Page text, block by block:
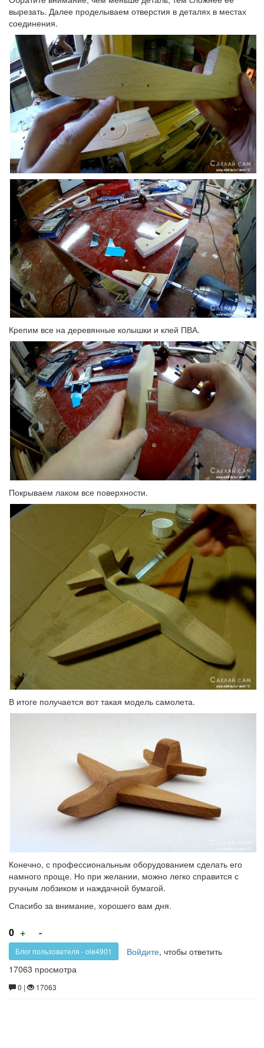
вырезать. Далее проделываем отверстия в деталях в местах
соединения.
Крепим все на деревянные колышки и клей ПВА.
Покрываем лаком все поверхности.
В итоге получается вот такая модель самолета.
Конечно, с профессиональным оборудованием сделать его
намного проще. Но при желании, можно легко справится с
ручным лобзиком и наждачной бумагой.
Спасибо за внимание, хорошего вам дня.
0 +
за!
-
против!
Блог пользователя - ole4901 Войдите, чтобы ответить
17063 просмотра
0 | 17063